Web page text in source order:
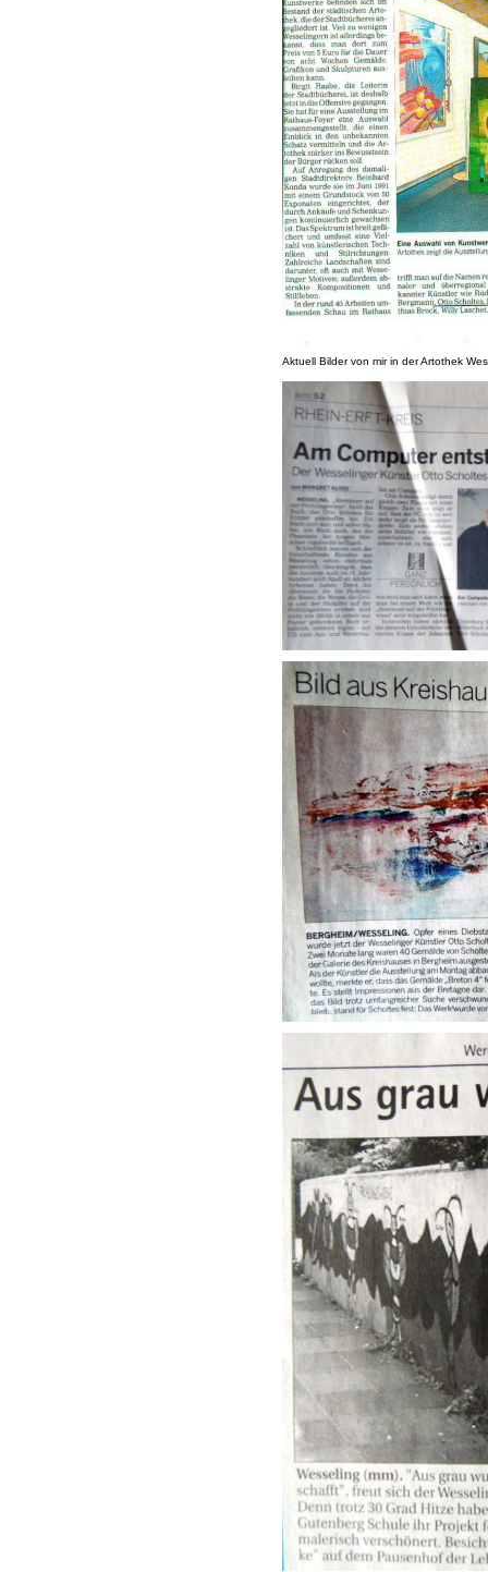
Aktuell Bilder von mir in der Artothek